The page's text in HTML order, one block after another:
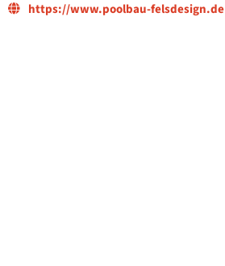
https://www.poolbau-felsdesign.de